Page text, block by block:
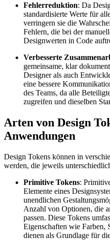
Fehlerreduktion: Da
standardisierte Werte für
verringern sie die
Fehlern, die bei der
Designwerten in Code
Verbesserte
gemeinsame, klar
Designer als auch
eine bessere
des Teams, da alle
zugreifen und dieselben
Arten von Design
Anwendungen
Design Tokens können in
werden, die jeweils
Primitive Tokens:
Elemente eines
unendlichen
Anzahl von Optionen, die
passen. Diese Tokens
Eigenschaften wie Farben,
dienen als Grundlage für